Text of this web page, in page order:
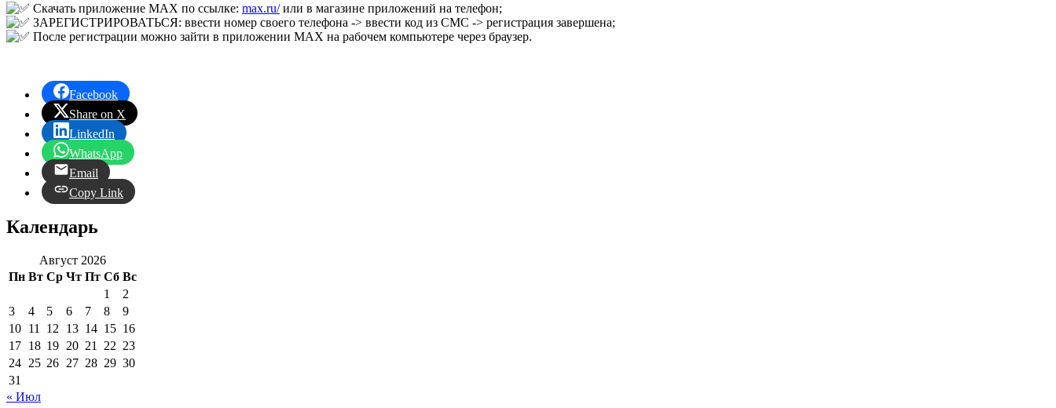
Скачать приложение МАХ по ссылке: max.ru/или в магазине приложений на телефон;
ЗАРЕГИСТРИРОВАТЬСЯ: ввести номер своего телефона -> ввести код из СМС -> регистрация завершена;
После регистрации можно зайти в приложении МАХ на рабочем компьютере через браузер.
Facebook
Share on X
LinkedIn
WhatsApp
Email
Copy Link
Календарь
Август 2026
Пн Вт Ср Чт Пт Сб Вс
1
2
3
4 5 6 7 8
9
10 11 12 13 14 15 16
17 18 19 20 21 22 23
24 25 26 27 28 29 30
31
« Июл